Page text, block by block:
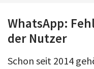
WhatsApp:
der Nutzer
Schon seit 2014